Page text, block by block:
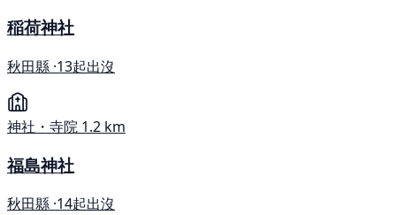
稲荷神社
秋田縣 ·13起出沒
神社・寺院 1.2 km
福島神社
秋田縣 ·14起出沒